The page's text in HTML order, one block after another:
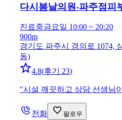
다시봄날의원-파주점피
진료중금요일 10:00 ~ 20:20
900m
경기도 파주시 경의로 1074,
동)
4.8(후기 23)
"시설 깨끗하고 상담 선생님
전화 팔로우